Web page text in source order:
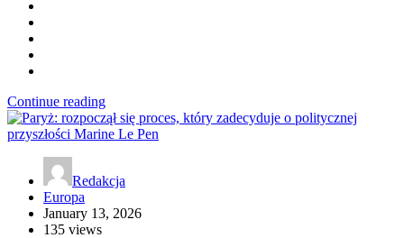
Continue reading
Redakcja
Europa
January 13, 2026
135 views